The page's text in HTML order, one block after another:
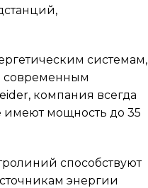
системам,
современным
компания всегда
имеют мощность до 35
способствуют
энергии